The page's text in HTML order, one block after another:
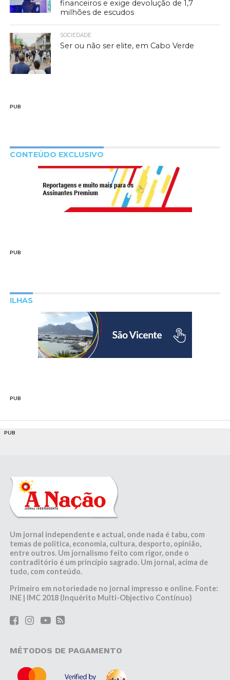
financeiros e exige devolução de 1,7
milhões de escudos
SOCIEDADE
Ser ou não ser elite, em Cabo Verde
PUB
CONTEÚDO EXCLUSIVO
PUB
ILHAS
PUB
PUB
Um jornal independente e actual, onde nada é tabu, com
temas de política, economia, cultura, desporto, opinião,
entre outros. Um jornalismo feito com rigor, onde o
contraditório é um princípio sagrado. Um jornal, acima de
tudo, com conteúdo.
Primeiro em notoriedade no jornal impresso e online. Fonte:
INE | IMC 2018 (Inquérito Multi-Objectivo Contínuo)
MÉTODOS DE PAGAMENTO